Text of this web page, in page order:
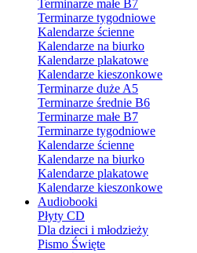
Terminarze małe B7
Terminarze tygodniowe
Kalendarze ścienne
Kalendarze na biurko
Kalendarze plakatowe
Kalendarze kieszonkowe
Terminarze duże A5
Terminarze średnie B6
Terminarze małe B7
Terminarze tygodniowe
Kalendarze ścienne
Kalendarze na biurko
Kalendarze plakatowe
Kalendarze kieszonkowe
Audiobooki
Płyty CD
Dla dzieci i młodzieży
Pismo Święte